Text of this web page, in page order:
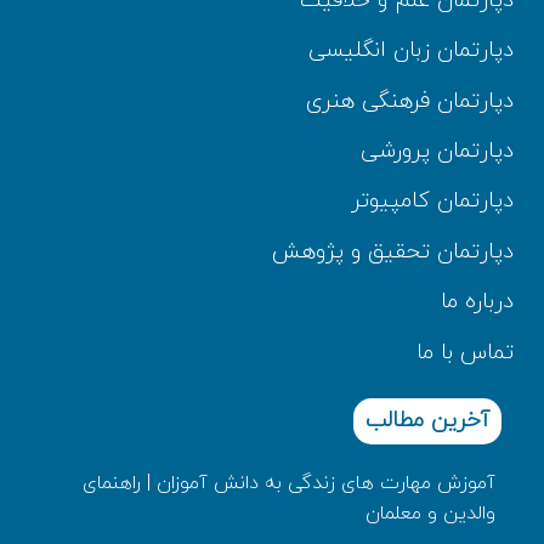
دپارتمان زبان انگلیسی
دپارتمان فرهنگی هنری
دپارتمان پرورشی
دپارتمان کامپیوتر
دپارتمان تحقیق و پژوهش
درباره ما
تماس با ما
آخرین مطالب
آموزش مهارت های زندگی به دانش‌ آموزان | راهنمای
والدین و معلمان